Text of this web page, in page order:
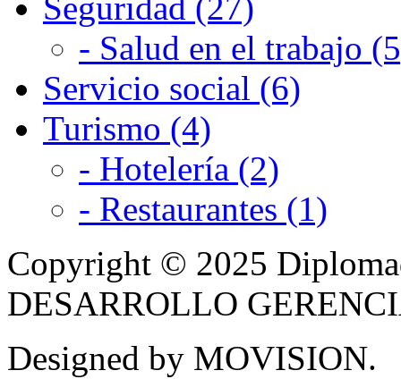
- Salud en el trabajo
Servicio social (6)
Turismo (4)
- Hotelería (2)
- Restaurantes (1)
Copyright © 2025
DESARROLLO
Designed by MOVISION.